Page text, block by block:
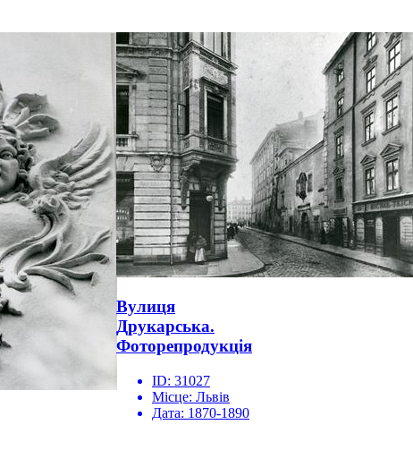
Вулиця
Друкарська.
Фоторепродукція
ID: 31027
Місце: Львів
Дата: 1870-1890